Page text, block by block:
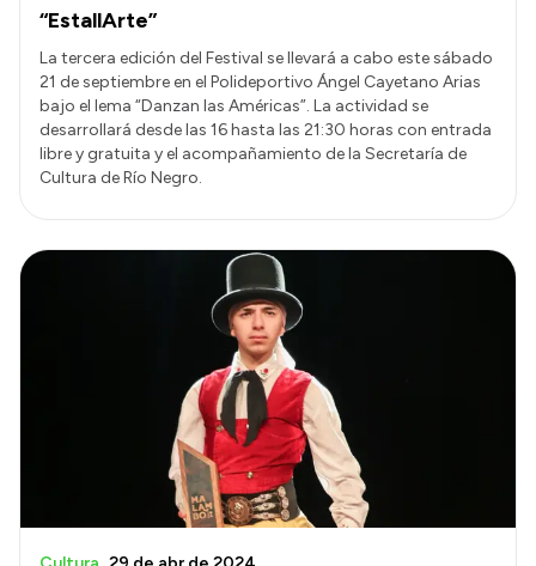
Consulta de pago a proveedores
Convocatorias
Intranet
Login
“EstallArte”
La tercera edición del Festival se llevará a cabo este sábado
21 de septiembre en el Polideportivo Ángel Cayetano Arias
bajo el lema “Danzan las Américas”. La actividad se
desarrollará desde las 16 hasta las 21:30 horas con entrada
libre y gratuita y el acompañamiento de la Secretaría de
Cultura de Río Negro.